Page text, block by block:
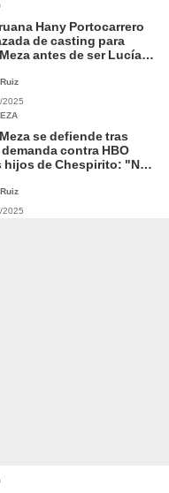
Hany Portocarrero
de casting para
antes de ser Lucía
2025
se defiende tras
contra HBO
hijos de Chespirito: "No
2025